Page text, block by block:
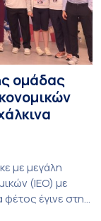
ομάδας
με μεγάλη
(ΙΕΟ) με
έγινε στην